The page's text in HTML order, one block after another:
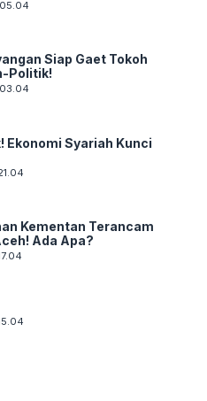
Siap Gaet Tokoh
Politik!
Ekonomi Syariah Kunci
Kementan Terancam
Ada Apa?